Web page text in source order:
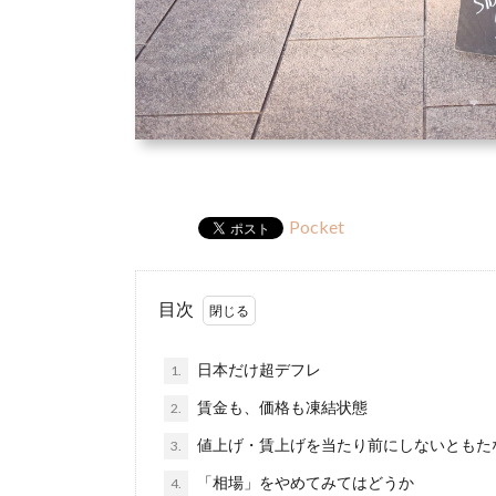
Pocket
目次
1. 日本だけ超デフレ
2. 賃金も、価格も凍結状態
3. 値上げ・賃上げを当たり前にしないともた
4. 「相場」をやめてみてはどうか